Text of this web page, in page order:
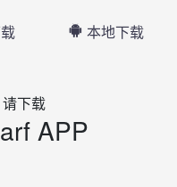
本地下载
下载
APP